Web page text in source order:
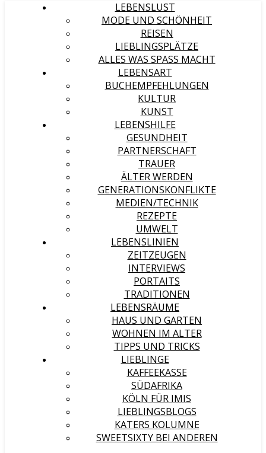
LEBENSLUST
MODE UND SCHÖNHEIT
REISEN
LIEBLINGSPLÄTZE
ALLES WAS SPASS MACHT
LEBENSART
BUCHEMPFEHLUNGEN
KULTUR
KUNST
LEBENSHILFE
GESUNDHEIT
PARTNERSCHAFT
TRAUER
ÄLTER WERDEN
GENERATIONSKONFLIKTE
MEDIEN/TECHNIK
REZEPTE
UMWELT
LEBENSLINIEN
ZEITZEUGEN
INTERVIEWS
PORTAITS
TRADITIONEN
LEBENSRÄUME
HAUS UND GARTEN
WOHNEN IM ALTER
TIPPS UND TRICKS
LIEBLINGE
KAFFEEKASSE
SÜDAFRIKA
KÖLN FÜR IMIS
LIEBLINGSBLOGS
KATERS KOLUMNE
SWEETSIXTY BEI ANDEREN